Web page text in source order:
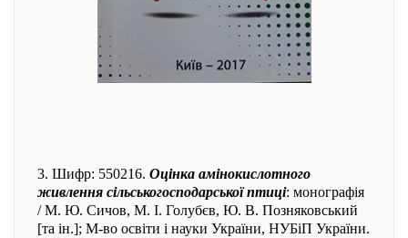
3. Шифр: 550216. Оцінка амінокислотного
живлення сільськогосподарської птиці: монографія
/ М. Ю. Сичов, М. І. Голубєв, Ю. В. Позняковський
[та ін.]; М-во освіти і науки України, НУБіП України.